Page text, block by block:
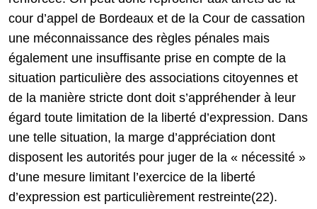
cour d’appel de Bordeaux et de la Cour de cassation
une méconnaissance des règles pénales mais
également une insuffisante prise en compte de la
situation particulière des associations citoyennes et
de la manière stricte dont doit s’appréhender à leur
égard toute limitation de la liberté d’expression. Dans
une telle situation, la marge d’appréciation dont
disposent les autorités pour juger de la « nécessité »
d’une mesure limitant l’exercice de la liberté
d’expression est particulièrement restreinte(22).